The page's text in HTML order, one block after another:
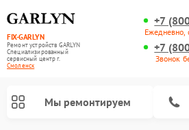
FIX-GARLYN
Ремонт устройств GARLYN
Специализированный
cервисный центр г.
Смоленск
+7
+7
Звонок
Мы ремонтируем